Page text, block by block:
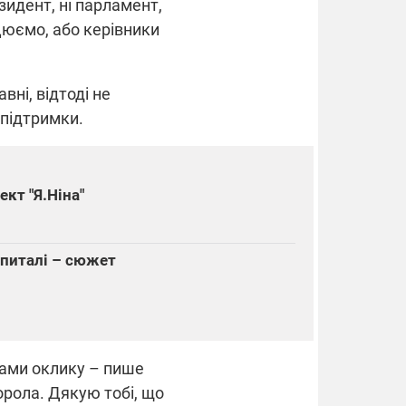
ні парламент,
або керівники
відтоді не
"Я.Ніна"
– сюжет
оклику – пише
Дякую тобі, що